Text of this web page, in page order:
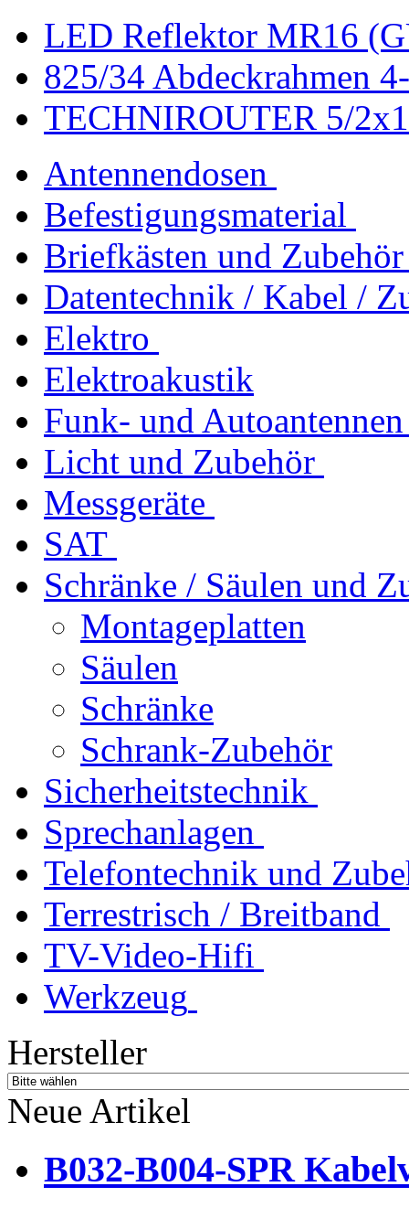
LED Reflektor MR16
825/34 Abdeckrahmen
TECHNIROUTER 5/
Antennendosen
Befestigungsmaterial
Briefkästen und Zubehör
Datentechnik / Kabel /
Elektro
Elektroakustik
Funk- und Autoantennen
Licht und Zubehör
Messgeräte
SAT
Schränke / Säulen und
Montageplatten
Säulen
Schränke
Schrank-Zubehör
Sicherheitstechnik
Sprechanlagen
Telefontechnik und
Terrestrisch / Breitband
TV-Video-Hifi
Werkzeug
Hersteller
Neue Artikel
B032-B004-SPR